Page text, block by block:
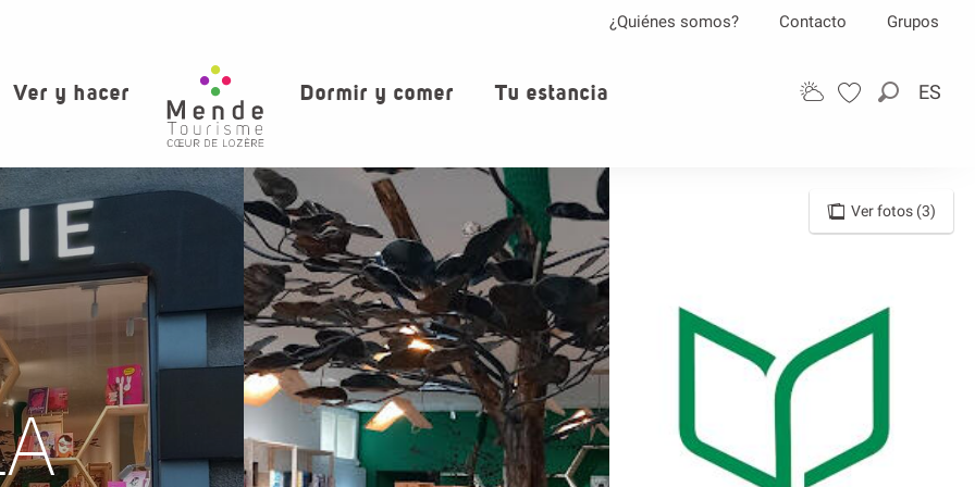
Buscar
ES
¿Quiénes somos? Contacto Grupos
Ver y hacer Dormir y comer Tu estancia
Ver fotos (3)